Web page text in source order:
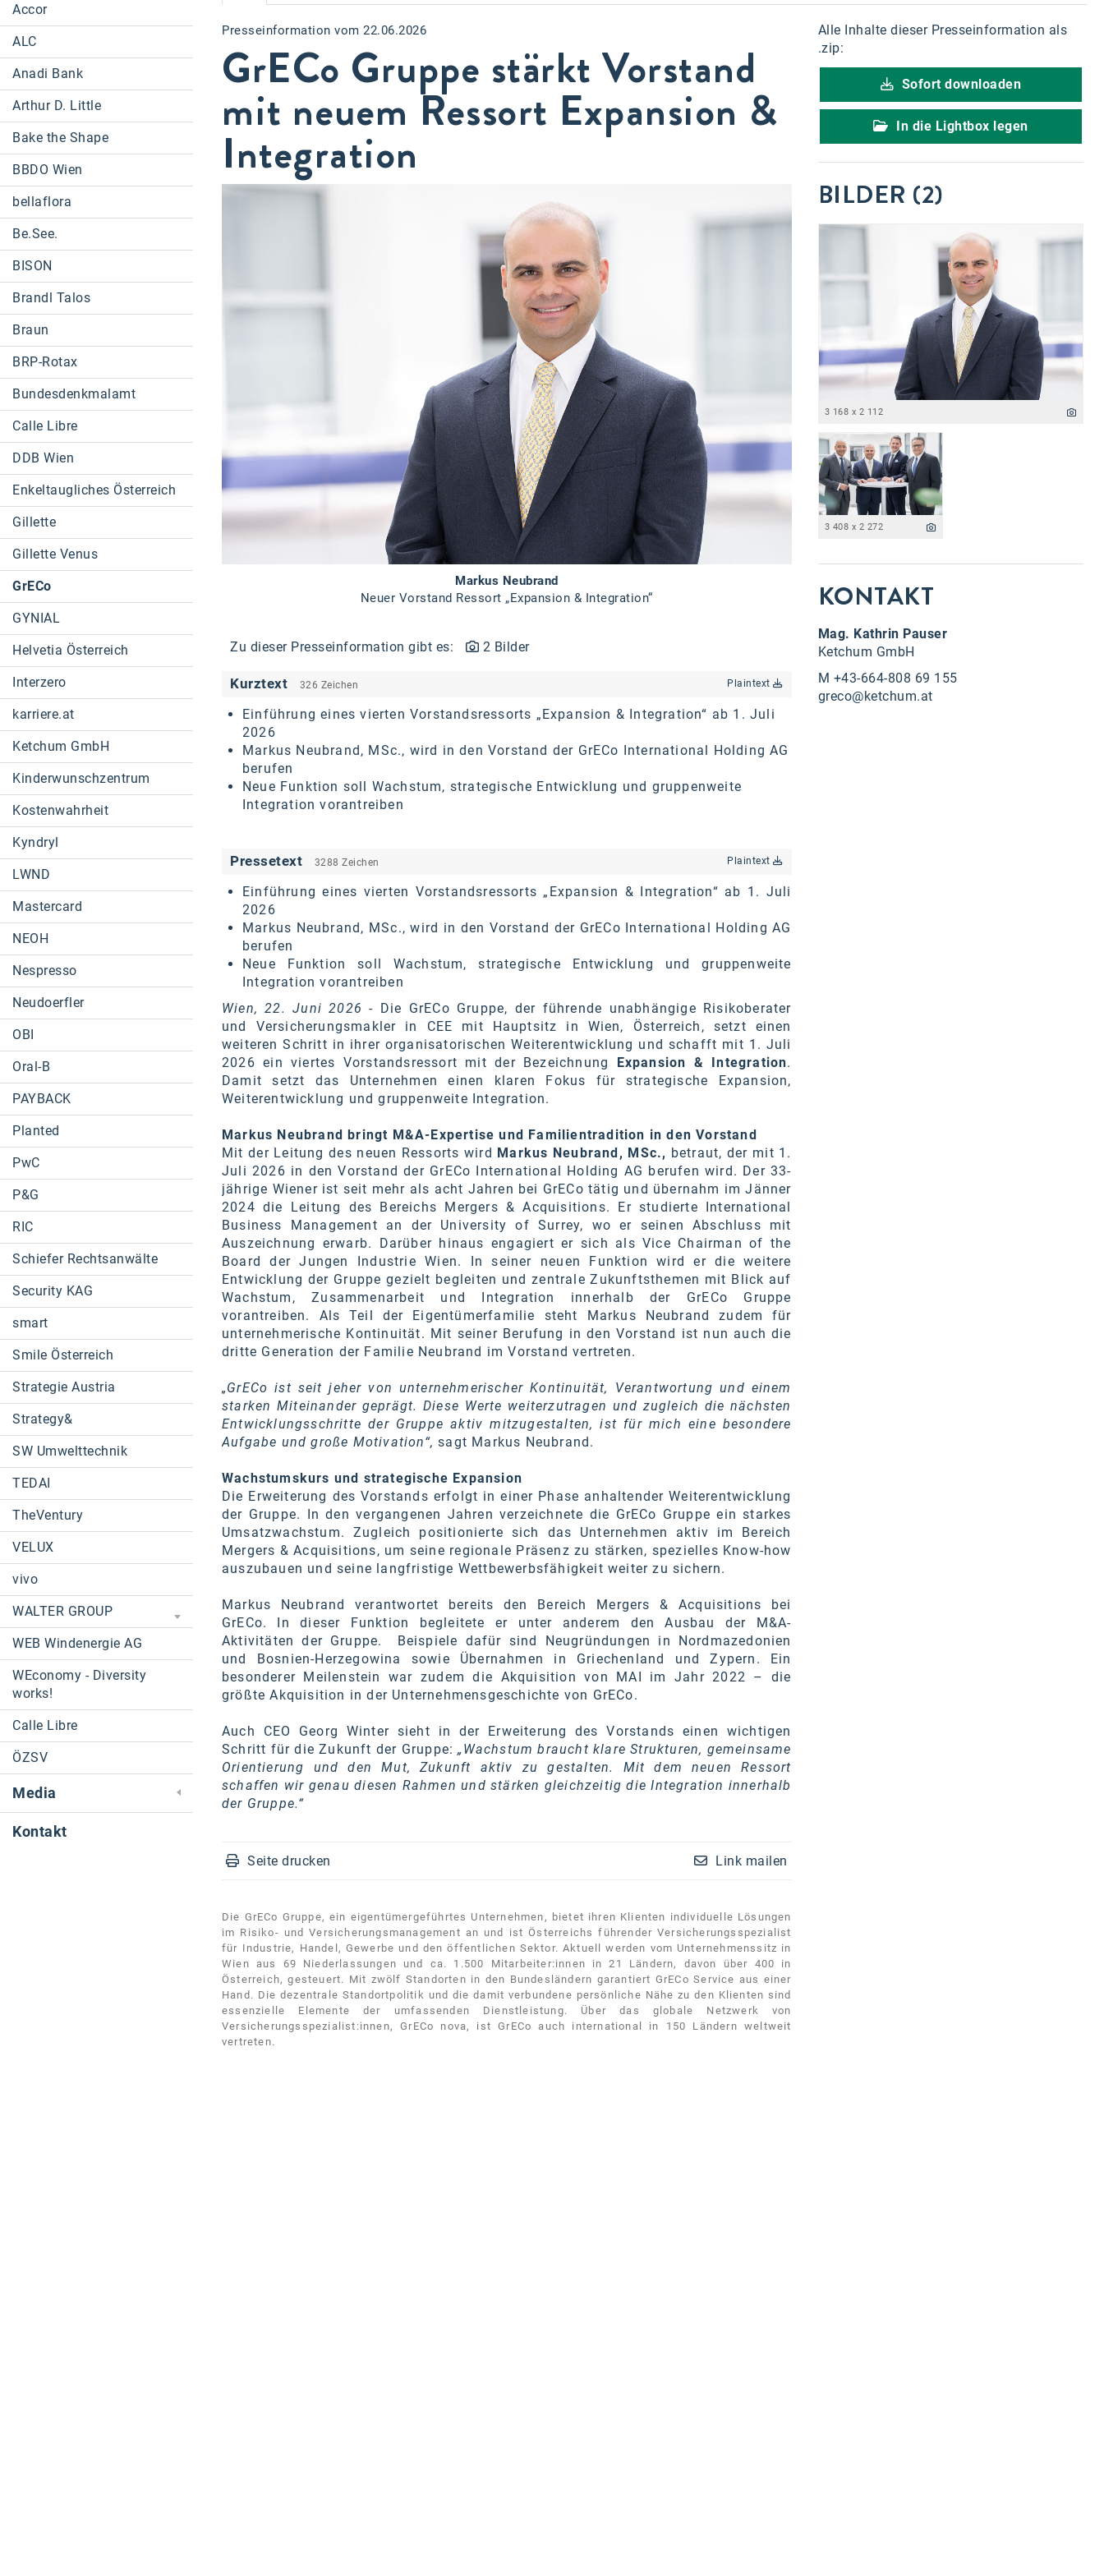
Accor
ALC
Anadi Bank
Arthur D. Little
Bake the Shape
BBDO Wien
bellaflora
Be.See.
BISON
Brandl Talos
Braun
BRP-Rotax
Bundesdenkmalamt
Calle Libre
DDB Wien
Enkeltaugliches Österreich
Gillette
Gillette Venus
GrECo
GYNIAL
Helvetia Österreich
Interzero
karriere.at
Ketchum GmbH
Kinderwunschzentrum
Kostenwahrheit
Kyndryl
LWND
Mastercard
NEOH
Nespresso
Neudoerfler
OBI
Oral-B
PAYBACK
Planted
PwC
P&G
RIC
Schiefer Rechtsanwälte
Security KAG
smart
Smile Österreich
Strategie Austria
Strategy&
SW Umwelttechnik
TEDAI
TheVentury
VELUX
vivo
WALTER GROUP
WEB Windenergie AG
WEconomy - Diversity
works!
Calle Libre
ÖZSV
Media
Kontakt
Presseinformation vom 22.06.2026
GrECo Gruppe stärkt Vorstand
mit neuem Ressort Expansion &
Integration
Markus Neubrand
Neuer Vorstand Ressort „Expansion & Integration“
Zu dieser Presseinformation gibt es: 2 Bilder
Kurztext 326 Zeichen Plaintext
Einführung eines vierten Vorstandsressorts „Expansion & Integration“ ab 1. Juli
2026
Markus Neubrand, MSc., wird in den Vorstand der GrECo International Holding AG
berufen
Neue Funktion soll Wachstum, strategische Entwicklung und gruppenweite
Integration vorantreiben
Pressetext 3288 Zeichen Plaintext
Einführung eines vierten Vorstandsressorts „Expansion & Integration“ ab 1. Juli
2026
Markus Neubrand, MSc., wird in den Vorstand der GrECo International Holding AG
berufen
Neue Funktion soll Wachstum, strategische Entwicklung und gruppenweite
Integration vorantreiben
Wien, 22. Juni 2026 - Die GrECo Gruppe, der führende unabhängige Risikoberater
und Versicherungsmakler in CEE mit Hauptsitz in Wien, Österreich, setzt einen
weiteren Schritt in ihrer organisatorischen Weiterentwicklung und schafft mit 1. Juli
2026 ein viertes Vorstandsressort mit der Bezeichnung Expansion & Integration.
Damit setzt das Unternehmen einen klaren Fokus für strategische Expansion,
Weiterentwicklung und gruppenweite Integration.
Markus Neubrand bringt M&A-Expertise und Familientradition in den Vorstand
Mit der Leitung des neuen Ressorts wird Markus Neubrand, MSc., betraut, der mit 1.
Juli 2026 in den Vorstand der GrECo International Holding AG berufen wird. Der 33-
jährige Wiener ist seit mehr als acht Jahren bei GrECo tätig und übernahm im Jänner
2024 die Leitung des Bereichs Mergers & Acquisitions. Er studierte International
Business Management an der University of Surrey, wo er seinen Abschluss mit
Auszeichnung erwarb. Darüber hinaus engagiert er sich als Vice Chairman of the
Board der Jungen Industrie Wien. In seiner neuen Funktion wird er die weitere
Entwicklung der Gruppe gezielt begleiten und zentrale Zukunftsthemen mit Blick auf
Wachstum, Zusammenarbeit und Integration innerhalb der GrECo Gruppe
vorantreiben. Als Teil der Eigentümerfamilie steht Markus Neubrand zudem für
unternehmerische Kontinuität. Mit seiner Berufung in den Vorstand ist nun auch die
dritte Generation der Familie Neubrand im Vorstand vertreten.
„GrECo ist seit jeher von unternehmerischer Kontinuität, Verantwortung und einem
starken Miteinander geprägt. Diese Werte weiterzutragen und zugleich die nächsten
Entwicklungsschritte der Gruppe aktiv mitzugestalten, ist für mich eine besondere
Aufgabe und große Motivation“, sagt Markus Neubrand.
Wachstumskurs und strategische Expansion
Die Erweiterung des Vorstands erfolgt in einer Phase anhaltender Weiterentwicklung
der Gruppe. In den vergangenen Jahren verzeichnete die GrECo Gruppe ein starkes
Umsatzwachstum. Zugleich positionierte sich das Unternehmen aktiv im Bereich
Mergers & Acquisitions, um seine regionale Präsenz zu stärken, spezielles Know-how
auszubauen und seine langfristige Wettbewerbsfähigkeit weiter zu sichern.
Markus Neubrand verantwortet bereits den Bereich Mergers & Acquisitions bei
GrECo. In dieser Funktion begleitete er unter anderem den Ausbau der M&A-
Aktivitäten der Gruppe. Beispiele dafür sind Neugründungen in Nordmazedonien
und Bosnien-Herzegowina sowie Übernahmen in Griechenland und Zypern. Ein
besonderer Meilenstein war zudem die Akquisition von MAI im Jahr 2022 – die
größte Akquisition in der Unternehmensgeschichte von GrECo.
Auch CEO Georg Winter sieht in der Erweiterung des Vorstands einen wichtigen
Schritt für die Zukunft der Gruppe:„Wachstum braucht klare Strukturen, gemeinsame
Orientierung und den Mut, Zukunft aktiv zu gestalten. Mit dem neuen Ressort
schaffen wir genau diesen Rahmen und stärken gleichzeitig die Integration innerhalb
der Gruppe.“
Seite drucken Link mailen
Die GrECo Gruppe, ein eigentümergeführtes Unternehmen, bietet ihren Klienten individuelle Lösungen
im Risiko- und Versicherungsmanagement an und ist Österreichs führender Versicherungsspezialist
für Industrie, Handel, Gewerbe und den öffentlichen Sektor. Aktuell werden vom Unternehmenssitz in
Wien aus 69 Niederlassungen und ca. 1.500 Mitarbeiter:innen in 21 Ländern, davon über 400 in
Österreich, gesteuert. Mit zwölf Standorten in den Bundesländern garantiert GrECo Service aus einer
Hand. Die dezentrale Standortpolitik und die damit verbundene persönliche Nähe zu den Klienten sind
essenzielle Elemente der umfassenden Dienstleistung. Über das globale Netzwerk von
Versicherungsspezialist:innen, GrECo nova, ist GrECo auch international in 150 Ländern weltweit
vertreten.
Alle Inhalte dieser Presseinformation als
.zip:
Sofort downloaden
In die Lightbox legen
BILDER (2)
3 168 x 2 112
3 408 x 2 272
KONTAKT
Mag. Kathrin Pauser
Ketchum GmbH
M +43-664-808 69 155
greco@ketchum.at